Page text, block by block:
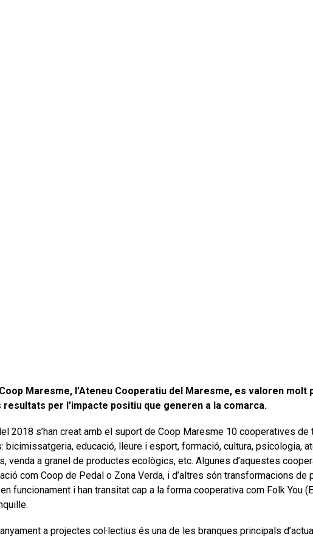
Maresme, l’Ateneu Cooperatiu del Maresme, es valoren molt
resultats per l’impacte positiu que generen a la comarca.
2018 s’han creat amb el suport de Coop Maresme 10 cooperatives
bicimissatgeria, educació, lleure i esport, formació, cultura, psicologia,
venda a granel de productes ecològics, etc. Algunes d’aquestes
com Coop de Pedal o Zona Verda, i d’altres són transformacions de
funcionament i han transitat cap a la forma cooperativa com Folk You
a projectes col·lectius és una de les branques principals